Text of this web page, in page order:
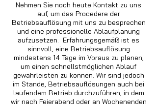
Nehmen Sie noch heute Kontakt zu uns
auf, um das Procedere der
Betriebsauflösung mit uns zu besprechen
und eine professionelle Ablaufplanung
aufzusetzen. Erfahrungsgemäß ist es
sinnvoll, eine Betriebsauflösung
mindestens 14 Tage im Voraus zu planen,
um einen schnellstmöglichen Ablauf
gewährleisten zu können. Wir sind jedoch
im Stande, Betriebsauflösungen auch bei
laufendem Betrieb durchzuführen, in dem
wir nach Feierabend oder an Wochenenden